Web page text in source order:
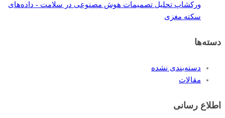
ورکشاپ تحلیل تصمیمات هوش مصنوعی در سلامت - داده‌های
سکته مغزی
دسته‌ها
دسته‌بندی نشده
مقالات
اطلاع رسانی